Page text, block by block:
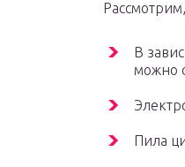
В
можно
Пила